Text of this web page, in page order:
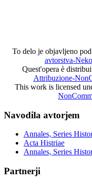
To delo je objavljeno pod
avtorstva-
Quest'opera è
Attribuzione-
This work is licensed
Navodila avtorjem
Annales, Series
Acta Histriae
Annales, Series
Partnerji